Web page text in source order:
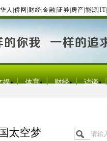
华人 侨网 财经 金融 证券 房产 能源 IT|
娱 体育 财经 访谈
太空梦